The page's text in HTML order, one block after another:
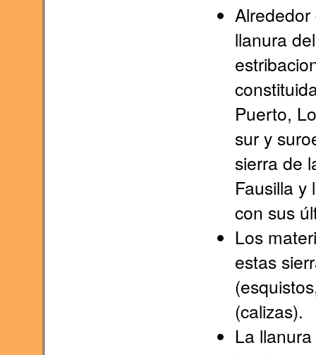
llanura
Puerto,
sur y
sierra de
Fausilla y
con sus
Los
estas
(calizas).
La